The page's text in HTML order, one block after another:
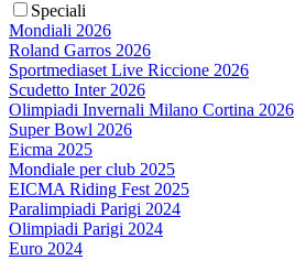
Speciali
Mondiali 2026
Roland Garros 2026
Sportmediaset Live Riccione 2026
Scudetto Inter 2026
Olimpiadi Invernali Milano Cortina 2026
Super Bowl 2026
Eicma 2025
Mondiale per club 2025
EICMA Riding Fest 2025
Paralimpiadi Parigi 2024
Olimpiadi Parigi 2024
Euro 2024